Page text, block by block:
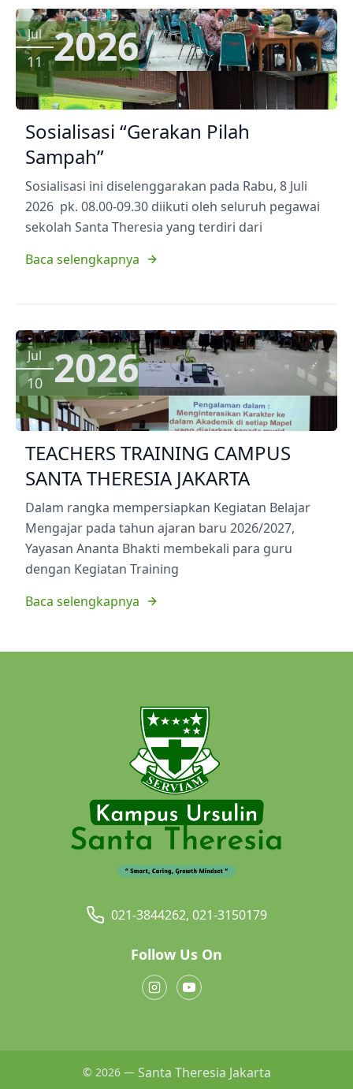
Jul
11 2026
Sosialisasi “Gerakan Pilah
Sampah”
Sosialisasi ini diselenggarakan pada Rabu, 8 Juli
2026 pk. 08.00-09.30 diikuti oleh seluruh pegawai
sekolah Santa Theresia yang terdiri dari
Baca selengkapnya
Jul
10 2026
TEACHERS TRAINING CAMPUS
SANTA THERESIA JAKARTA
Dalam rangka mempersiapkan Kegiatan Belajar
Mengajar pada tahun ajaran baru 2026/2027,
Yayasan Ananta Bhakti membekali para guru
dengan Kegiatan Training
Baca selengkapnya
021-3844262, 021-3150179
Follow Us On
© 2026 — Santa Theresia Jakarta